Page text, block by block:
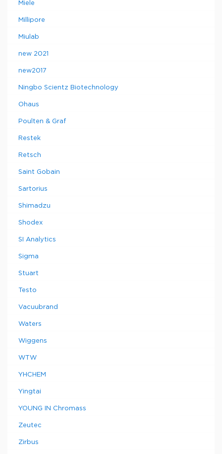
Miele
Millipore
Miulab
new 2021
new2017
Ningbo Scientz Biotechnology
Ohaus
Poulten & Graf
Restek
Retsch
Saint Gobain
Sartorius
Shimadzu
Shodex
SI Analytics
Sigma
Stuart
Testo
Vacuubrand
Waters
Wiggens
WTW
YHCHEM
Yingtai
YOUNG IN Chromass
Zeutec
Zirbus